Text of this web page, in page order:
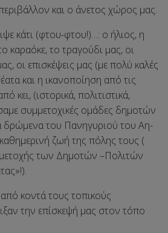
και ο άνετος χώρος μας.
κάτι (φτου-φτου!)…: ο ήλιος, η
καραόκε, το τραγούδι μας, οι
οι επισκέψεις μας (με πολύ καλές
και η ικανοποίηση από τις
κει, (ιστορικά, πολιτιστικά,
συμμετοχικές ομάδες δημοτών
του Πανηγυριού του Αη-
ζωή της πόλης τους (
των Δημοτών –Πολιτών
κοντά τους τοπικούς
την επίσκεψή μας στον τόπο